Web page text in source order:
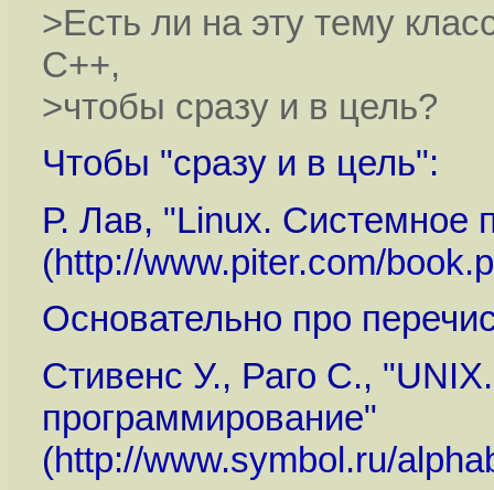
>Есть ли на эту тему
С++,
>чтобы сразу и в цель?
Чтобы "сразу и в цель":
Р. Лав, "Linux. Системное
(http://www.piter.com/
Основательно про
Стивенс У., Раго С.,
программирование"
(http://www.symbol.ru/